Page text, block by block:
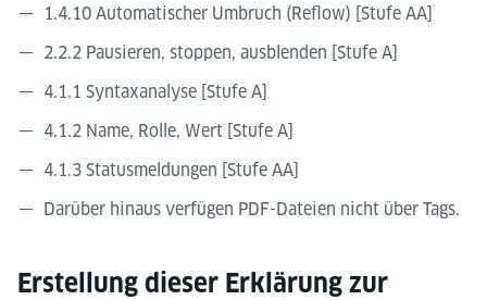
1.4.10 Automatischer Umbruch (Reflow) [Stufe AA]
2.2.2 Pausieren, stoppen, ausblenden [Stufe A]
4.1.1 Syntaxanalyse [Stufe A]
4.1.2 Name, Rolle, Wert [Stufe A]
4.1.3 Statusmeldungen [Stufe AA]
Darüber hinaus verfügen PDF-Dateien nicht über Tags.
Erstellung dieser Erklärung zur